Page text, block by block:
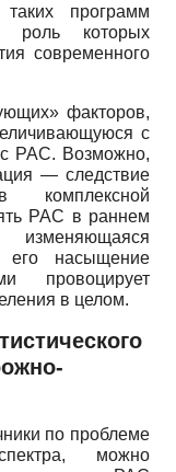
программ
роль которых
современного
факторов,
с
с РАС. Возможно,
— следствие
комплексной
РАС в раннем
изменяющаяся
его насыщение
провоцирует
в целом.
по проблеме
можно